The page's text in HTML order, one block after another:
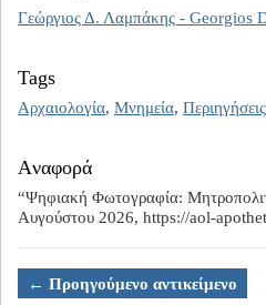
Γεώργιος Δ. Λαμπάκης - Georgios
Tags
Αρχαιολογία, Μνημεία, Περιηγήσεις
Aναφορά
“Ψηφιακή Φωτογραφία:
Αυγούστου 2026, https://aol-
← Προηγούμενο αντικείμενο